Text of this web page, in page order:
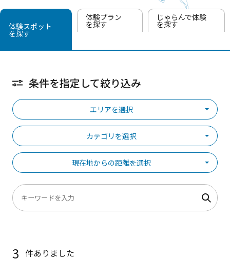
体験スポット
を探す
体験プラン
を探す
じゃらんで体験
を探す
条件を指定して絞り込み
エリアを選択
カテゴリを選択
現在地からの距離を選択
3 件ありました